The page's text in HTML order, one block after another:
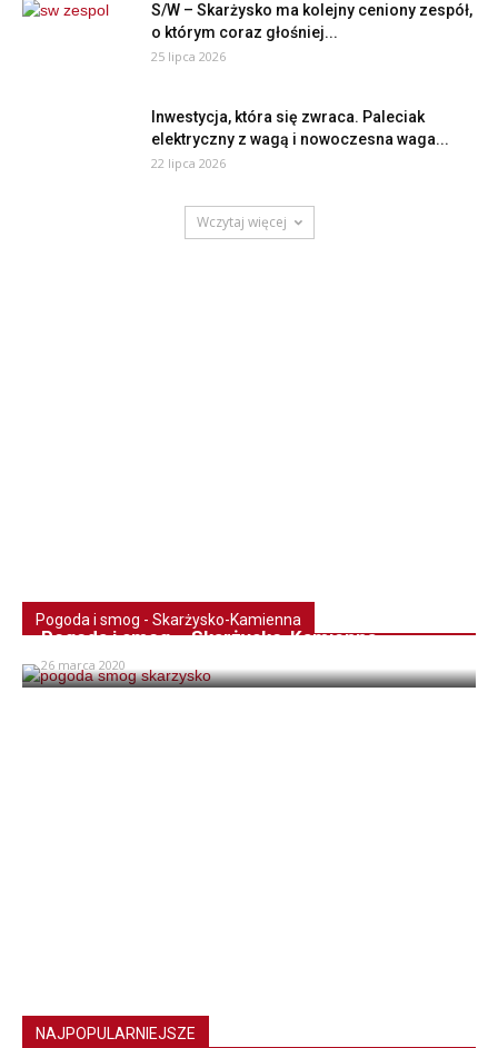
S/W – Skarżysko ma kolejny ceniony zespół,
o którym coraz głośniej...
25 lipca 2026
Inwestycja, która się zwraca. Paleciak
elektryczny z wagą i nowoczesna waga...
22 lipca 2026
Wczytaj więcej
Pogoda i smog - Skarżysko-Kamienna
Pogoda i smog – Skarżysko-Kamienna
26 marca 2020
NAJPOPULARNIEJSZE